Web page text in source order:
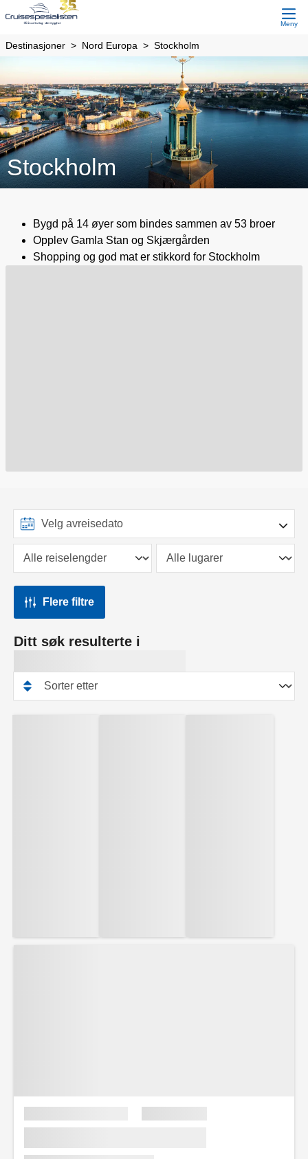
Meny
Destinasjoner Nord Europa Stockholm
Stockholm
Bygd på 14 øyer som bindes sammen av 53 broer
Opplev Gamla Stan og Skjærgården
Shopping og god mat er stikkord for Stockholm
Flere filtre
Ditt søk resulterte i